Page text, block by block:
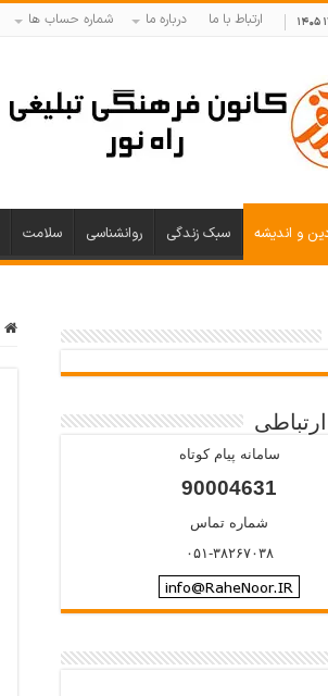
ارتباط با ما درباره ما شماره حساب ها
و اندیشه سبک زندگی روانشناسی سلامت
سامانه پیام کوتاه
90004631
شماره تماس
۰۵۱-۳۸۲۶۷۰۳۸